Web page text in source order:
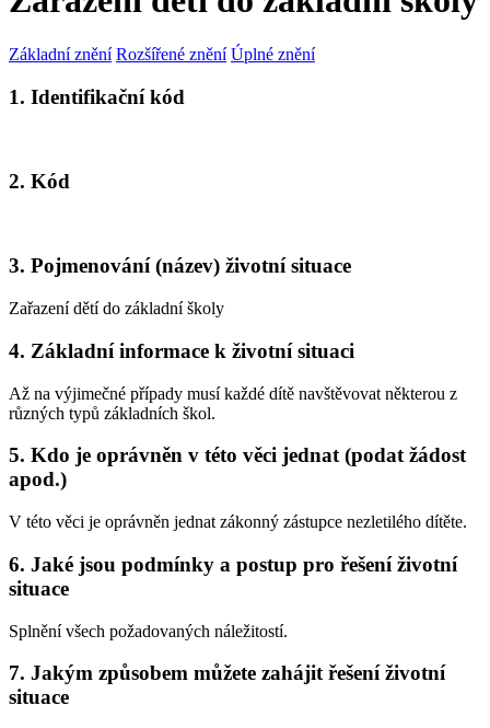
Základní znění Rozšířené znění Úplné znění
1. Identifikační kód
2. Kód
3. Pojmenování (název) životní situace
Zařazení dětí do základní školy
4. Základní informace k životní situaci
Až na výjimečné případy musí každé dítě navštěvovat některou z
různých typů základních škol.
5. Kdo je oprávněn v této věci jednat (podat žádost
apod.)
V této věci je oprávněn jednat zákonný zástupce nezletilého dítěte.
6. Jaké jsou podmínky a postup pro řešení životní
situace
Splnění všech požadovaných náležitostí.
7. Jakým způsobem můžete zahájit řešení životní
situace